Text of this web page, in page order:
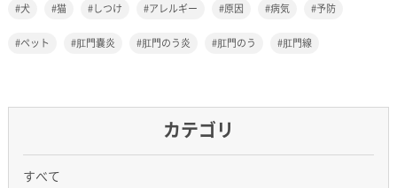
犬 猫 しつけ アレルギー 原因 病気 予防
ペット 肛門嚢炎 肛門のう炎 肛門のう 肛門線
カテゴリ
すべて